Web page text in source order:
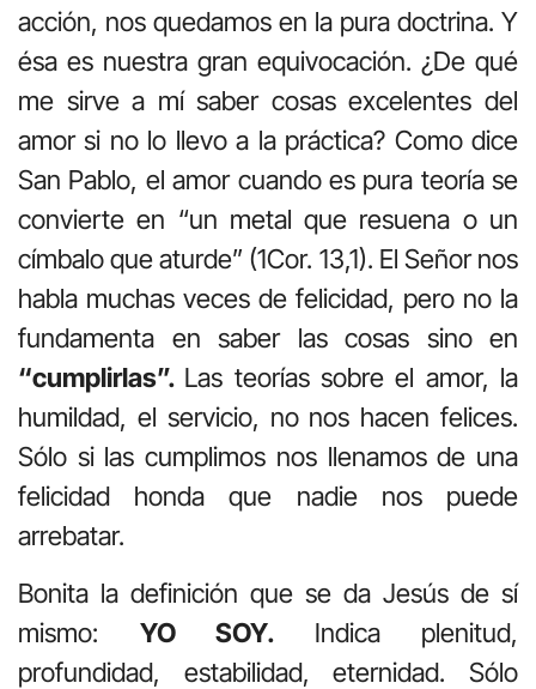
acción, nos quedamos en la pura doctrina. Y
ésa es nuestra gran equivocación. ¿De qué
me sirve a mí saber cosas excelentes del
amor si no lo llevo a la práctica? Como dice
San Pablo, el amor cuando es pura teoría se
convierte en “un metal que resuena o un
címbalo que aturde” (1Cor. 13,1). El Señor nos
habla muchas veces de felicidad, pero no la
fundamenta en saber las cosas sino en
“cumplirlas”. Las teorías sobre el amor, la
humildad, el servicio, no nos hacen felices.
Sólo si las cumplimos nos llenamos de una
felicidad honda que nadie nos puede
arrebatar.
Bonita la definición que se da Jesús de sí
mismo: YO SOY. Indica plenitud,
profundidad, estabilidad, eternidad. Sólo